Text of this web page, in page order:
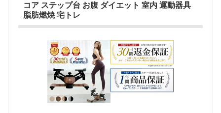
コア ステップ台 お腹 ダイエット 室内 運動器具
脂肪燃焼 宅トレ